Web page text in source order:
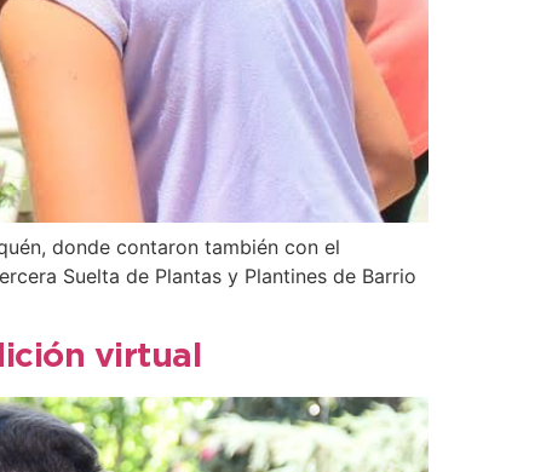
donde contaron también con el
Suelta de Plantas y Plantines de Barrio
virtual